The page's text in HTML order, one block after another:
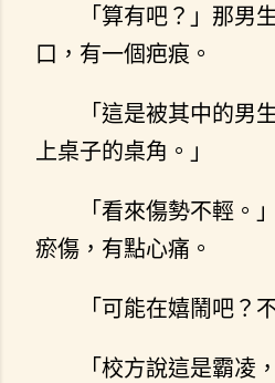
「算有吧？」那男
口，有一個疤痕。
「這是被其中的男
上桌子的桌角。」
「看來傷勢不輕。
瘀傷，有點心痛。
「可能在嬉鬧吧？
「校方說這是霸凌